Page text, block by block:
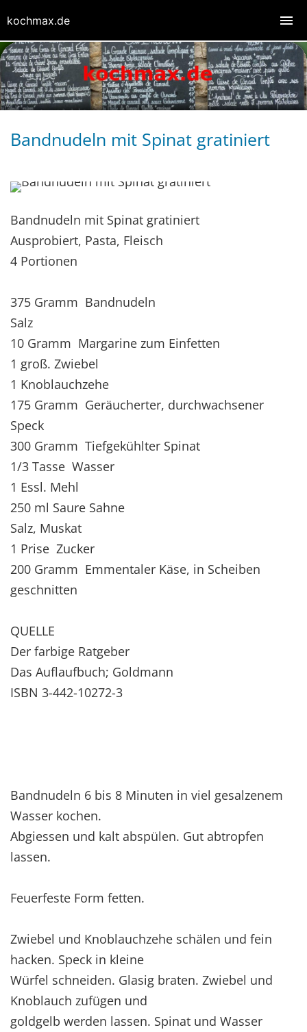
Bandnudeln mit Spinat gratiniert
Bandnudeln mit Spinat gratiniert
Ausprobiert, Pasta, Fleisch
4 Portionen
375 Gramm Bandnudeln
Salz
10 Gramm Margarine zum Einfetten
1 groß. Zwiebel
1 Knoblauchzehe
175 Gramm Geräucherter, durchwachsener
Speck
300 Gramm Tiefgekühlter Spinat
1/3 Tasse Wasser
1 Essl. Mehl
250 ml Saure Sahne
Salz, Muskat
1 Prise Zucker
200 Gramm Emmentaler Käse, in Scheiben
geschnitten
QUELLE
Der farbige Ratgeber
Das Auflaufbuch; Goldmann
ISBN 3-442-10272-3
Bandnudeln 6 bis 8 Minuten in viel gesalzenem
Wasser kochen.
Abgiessen und kalt abspülen. Gut abtropfen
lassen.
Feuerfeste Form fetten.
Zwiebel und Knoblauchzehe schälen und fein
hacken. Speck in kleine
Würfel schneiden. Glasig braten. Zwiebel und
Knoblauch zufügen und
goldgelb werden lassen. Spinat und Wasser
kochmax.de